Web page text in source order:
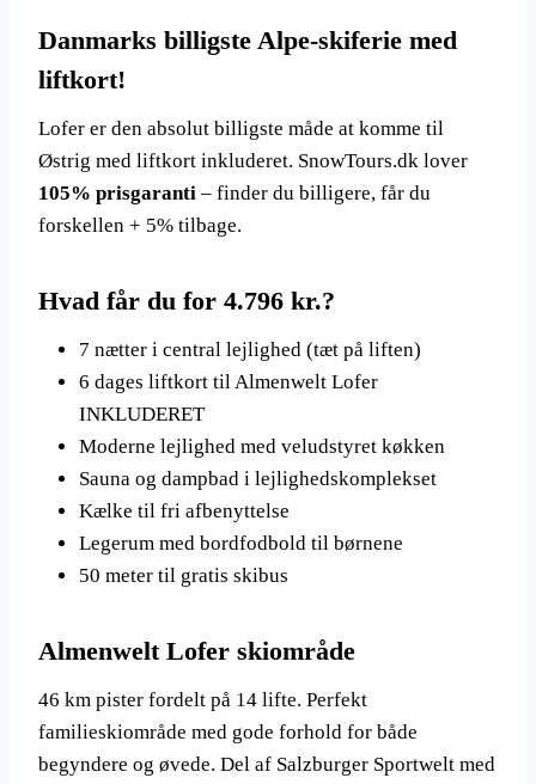
Danmarks billigste Alpe-skiferie med
liftkort!
Lofer er den absolut billigste måde at komme til
Østrig med liftkort inkluderet. SnowTours.dk lover
105% prisgaranti – finder du billigere, får du
forskellen + 5% tilbage.
Hvad får du for 4.796 kr.?
7 nætter i central lejlighed (tæt på liften)
6 dages liftkort til Almenwelt Lofer
INKLUDERET
Moderne lejlighed med veludstyret køkken
Sauna og dampbad i lejlighedskomplekset
Kælke til fri afbenyttelse
Legerum med bordfodbold til børnene
50 meter til gratis skibus
Almenwelt Lofer skiområde
46 km pister fordelt på 14 lifte. Perfekt
familieskiområde med gode forhold for både
begyndere og øvede. Del af Salzburger Sportwelt med